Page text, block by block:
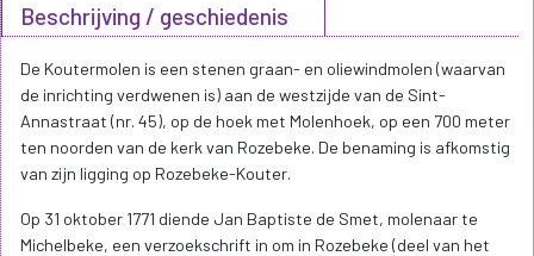
Beschrijving / geschiedenis
De Koutermolen is een stenen graan- en oliewindmolen (waarvan
de inrichting verdwenen is) aan de westzijde van de Sint-
Annastraat (nr. 45), op de hoek met Molenhoek, op een 700 meter
ten noorden van de kerk van Rozebeke. De benaming is afkomstig
van zijn ligging op Rozebeke-Kouter.
Op 31 oktober 1771 diende Jan Baptiste de Smet, molenaar te
Michelbeke, een verzoekschrift in om in Rozebeke (deel van het